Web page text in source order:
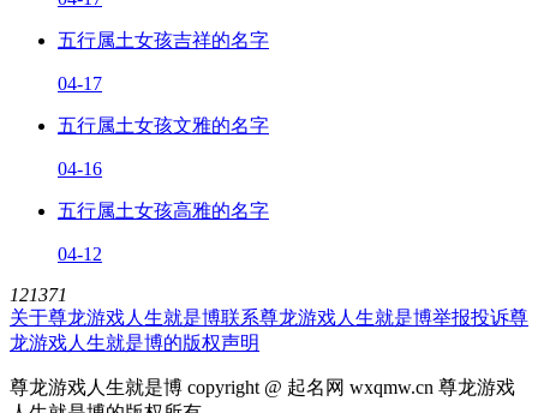
五行属土女孩吉祥的名字
04-17
五行属土女孩文雅的名字
04-16
五行属土女孩高雅的名字
04-12
121371
关于尊龙游戏人生就是博联系尊龙游戏人生就是博举报投诉尊
龙游戏人生就是博的版权声明
尊龙游戏人生就是博 copyright @ 起名网 wxqmw.cn 尊龙游戏